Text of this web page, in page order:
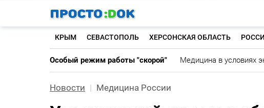
КРЫМ СЕВАСТОПОЛЬ ХЕРСОНСКАЯ ОБЛАСТЬ
Особый режим работы "скорой" Медицина в условиях
Новости Медицина России